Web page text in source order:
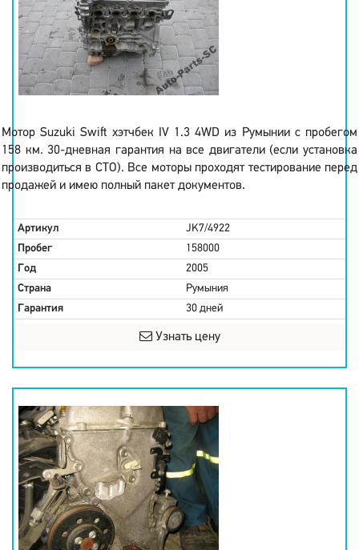
Мотор Suzuki Swift хэтчбек IV 1.3 4WD из Румынии с пробегом
158 км. 30-дневная гарантия на все двигатели (если установка
производиться в СТО). Все моторы проходят тестирование перед
продажей и имею полный пакет документов.
Артикул
JK7/4922
Пробег
158000
Год
2005
Страна
Румыния
Гарантия
30 дней
Узнать цену